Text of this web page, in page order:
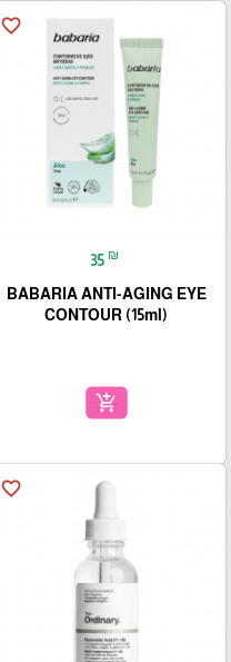
favorite_border
35 ₪
BABARIA ANTI-AGING EYE
CONTOUR (15ml)
add_shopping_cart
favorite_border